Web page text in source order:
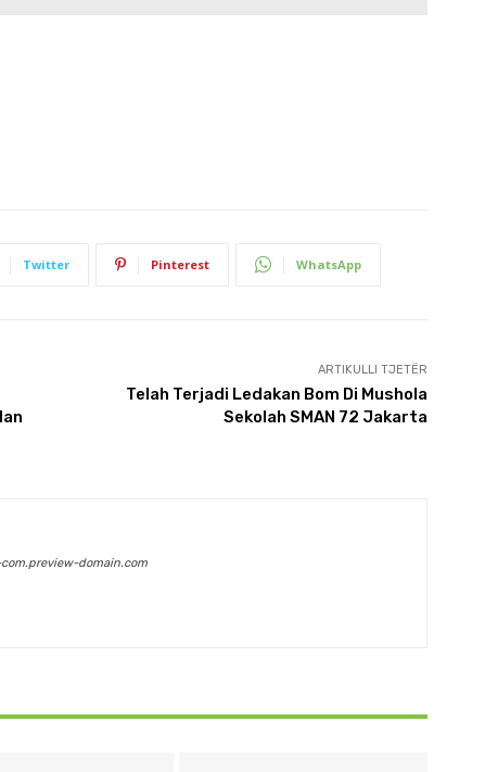
Twitter Pinterest WhatsApp
ARTIKULLI TJETËR
Telah Terjadi Ledakan Bom Di Mushola
Sekolah SMAN 72 Jakarta
domain.com